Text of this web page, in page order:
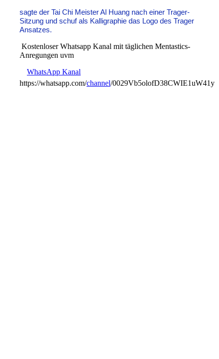
sagte der Tai Chi Meister Al Huang nach einer Trager-
Sitzung und schuf als Kalligraphie das Logo des Trager
Ansatzes.
Kostenloser Whatsapp Kanal mit täglichen Mentastics-
Anregungen uvm
WhatsApp Kanal
https://whatsapp.com/channel/0029Vb5olofD38CWIE1uW41y